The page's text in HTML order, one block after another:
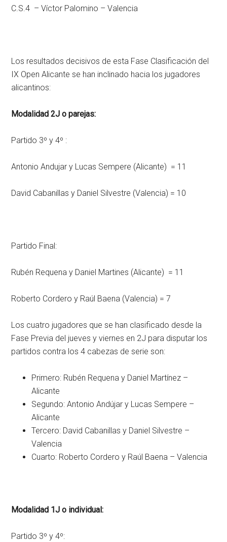
C.S.4 – Víctor Palomino – Valencia
Los resultados decisivos de esta Fase Clasificación del
IX Open Alicante se han inclinado hacia los jugadores
alicantinos:
Modalidad 2J o parejas:
Partido 3º y 4º :
Antonio Andujar y Lucas Sempere (Alicante) = 11
David Cabanillas y Daniel Silvestre (Valencia) = 10
Partido Final:
Rubén Requena y Daniel Martines (Alicante) = 11
Roberto Cordero y Raúl Baena (Valencia) = 7
Los cuatro jugadores que se han clasificado desde la
Fase Previa del jueves y viernes en 2J para disputar los
partidos contra los 4 cabezas de serie son:
Primero: Rubén Requena y Daniel Martínez –
Alicante
Segundo: Antonio Andújar y Lucas Sempere –
Alicante
Tercero: David Cabanillas y Daniel Silvestre –
Valencia
Cuarto: Roberto Cordero y Raúl Baena – Valencia
Modalidad 1J o individual:
Partido 3º y 4º: